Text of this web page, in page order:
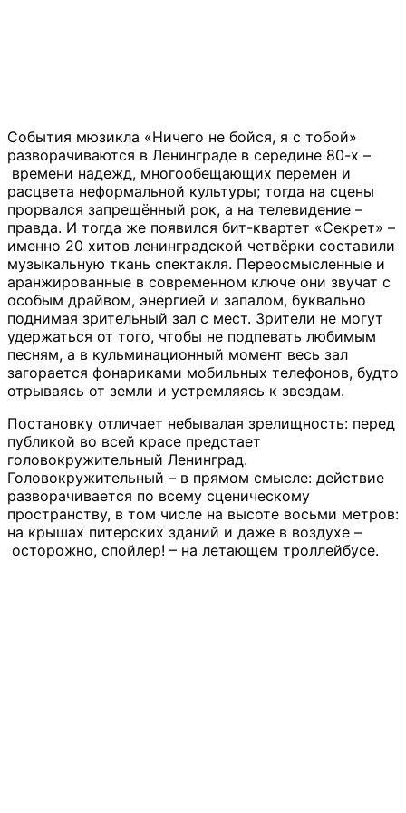
События мюзикла «Ничего не бойся, я с тобой»
разворачиваются в Ленинграде в середине 80-х –
времени надежд, многообещающих перемен и
расцвета неформальной культуры; тогда на сцены
прорвался запрещённый рок, а на телевидение –
правда. И тогда же появился бит-квартет «Секрет» –
именно 20 хитов ленинградской четвёрки составили
музыкальную ткань спектакля. Переосмысленные и
аранжированные в современном ключе они звучат с
особым драйвом, энергией и запалом, буквально
поднимая зрительный зал с мест. Зрители не могут
удержаться от того, чтобы не подпевать любимым
песням, а в кульминационный момент весь зал
загорается фонариками мобильных телефонов, будто
отрываясь от земли и устремляясь к звездам.
Постановку отличает небывалая зрелищность: перед
публикой во всей красе предстает
головокружительный Ленинград.
Головокружительный – в прямом смысле: действие
разворачивается по всему сценическому
пространству, в том числе на высоте восьми метров:
на крышах питерских зданий и даже в воздухе –
осторожно, спойлер! – на летающем троллейбусе.